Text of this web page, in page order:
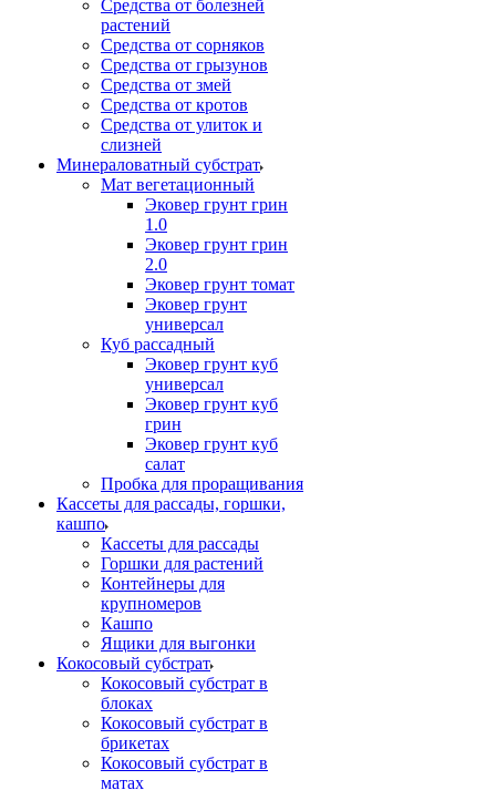
Средства от болезней
растений
Средства от сорняков
Средства от грызунов
Средства от змей
Средства от кротов
Средства от улиток и
слизней
Минераловатный субстрат
Мат вегетационный
Эковер грунт грин
1.0
Эковер грунт грин
2.0
Эковер грунт томат
Эковер грунт
универсал
Куб рассадный
Эковер грунт куб
универсал
Эковер грунт куб
грин
Эковер грунт куб
салат
Пробка для проращивания
Кассеты для рассады, горшки,
кашпо
Кассеты для рассады
Горшки для растений
Контейнеры для
крупномеров
Кашпо
Ящики для выгонки
Кокосовый субстрат
Кокосовый субстрат в
блоках
Кокосовый субстрат в
брикетах
Кокосовый субстрат в
матах